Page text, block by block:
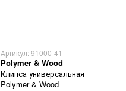
Артикул: 91000-41
Polymer & Wood
Клипса универсальная
Polymer & Wood